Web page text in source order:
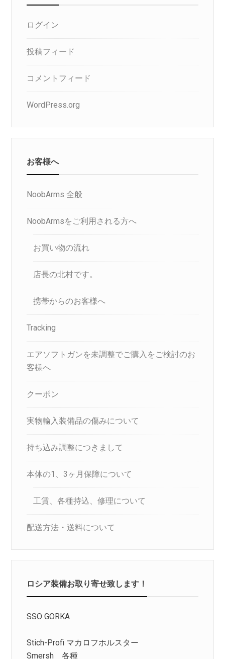
ログイン
投稿フィード
コメントフィード
WordPress.org
お客様へ
NoobArms 全般
NoobArmsをご利用される方へ
お買い物の流れ
店長の北村です。
携帯からのお客様へ
Tracking
エアソフトガンを未調整でご購入をご検討のお
客様へ
クーポン
実物輸入装備品の傷みについて
持ち込み調整につきまして
本体の1、3ヶ月保障について
工賃、各種持込、修理について
配送方法・送料について
ロシア装備お取り寄せ致します！
SSO GORKA
Stich-Profi マカロフホルスター
Smersh 各種